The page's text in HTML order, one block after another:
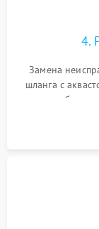
4.
Замена
шланга с
патрубках
управления,